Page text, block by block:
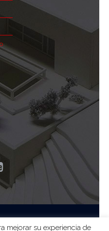
mejorar su experiencia de